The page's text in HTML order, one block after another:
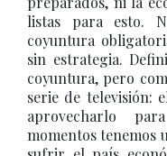
listas para esto.
coyuntura
sin estrategia.
coyuntura, pero
serie de televisión:
aprovecharlo
momentos tenemos